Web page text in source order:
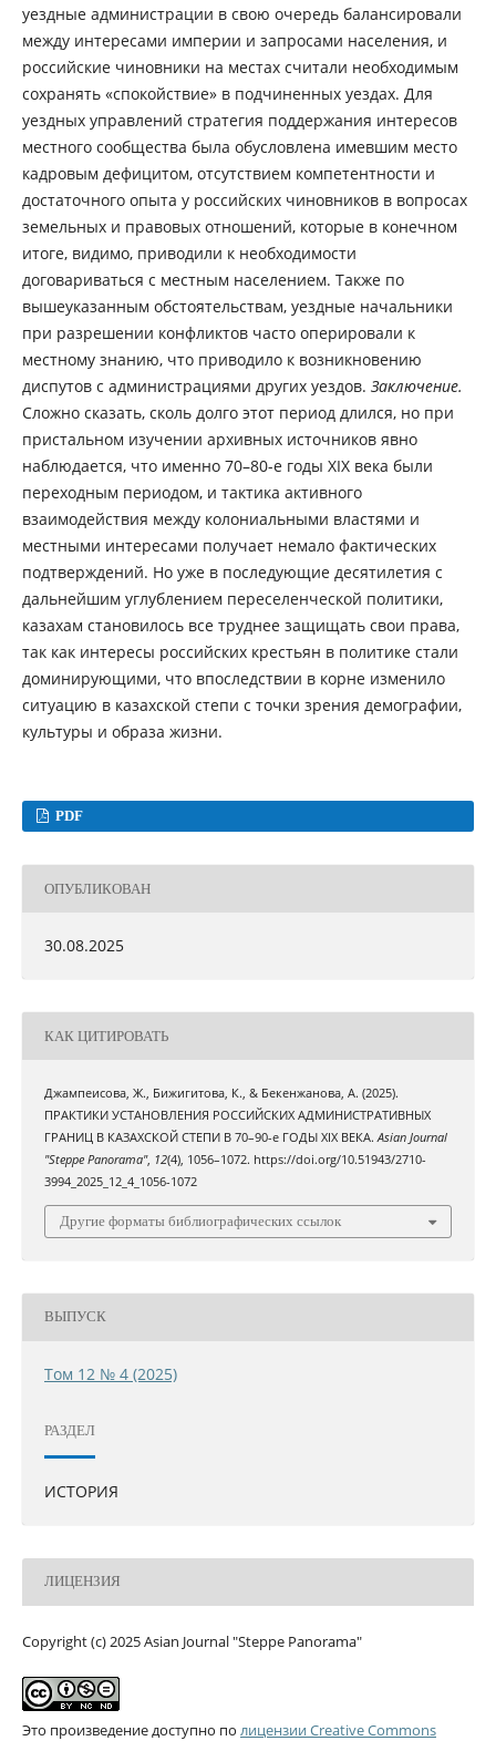
уездные администрации в свою очередь балансировали
между интересами империи и запросами населения, и
российские чиновники на местах считали необходимым
сохранять «спокойствие» в подчиненных уездах. Для
уездных управлений стратегия поддержания интересов
местного сообщества была обусловлена имевшим место
кадровым дефицитом, отсутствием компетентности и
достаточного опыта у российских чиновников в вопросах
земельных и правовых отношений, которые в конечном
итоге, видимо, приводили к необходимости
договариваться с местным населением. Также по
вышеуказанным обстоятельствам, уездные начальники
при разрешении конфликтов часто оперировали к
местному знанию, что приводило к возникновению
диспутов с администрациями других уездов. Заключение.
Cложно сказать, сколь долго этот период длился, но при
пристальном изучении архивных источников явно
наблюдается, что именно 70–80-е годы XIX века были
переходным периодом, и тактика активного
взаимодействия между колониальными властями и
местными интересами получает немало фактических
подтверждений. Но уже в последующие десятилетия с
дальнейшим углублением переселенческой политики,
казахам становилось все труднее защищать свои права,
так как интересы российских крестьян в политике стали
доминирующими, что впоследствии в корне изменило
ситуацию в казахской степи с точки зрения демографии,
культуры и образа жизни.
PDF
ОПУБЛИКОВАН
30.08.2025
КАК ЦИТИРОВАТЬ
Джампеисова, Ж., Бижигитова, К., & Бекенжанова, А. (2025).
ПРАКТИКИ УСТАНОВЛЕНИЯ РОССИЙСКИХ АДМИНИСТРАТИВНЫХ
ГРАНИЦ В КАЗАХСКОЙ СТЕПИ В 70–90-е ГОДЫ XIX ВЕКА.Asian Journal
"Steppe Panorama", 12(4), 1056–1072. https://doi.org/10.51943/2710-
3994_2025_12_4_1056-1072
Другие форматы библиографических ссылок
ВЫПУСК
Том 12 № 4 (2025)
РАЗДЕЛ
ИСТОРИЯ
ЛИЦЕНЗИЯ
Copyright (c) 2025 Asian Journal "Steppe Panorama"
Это произведение доступно по лицензии Creative Commons